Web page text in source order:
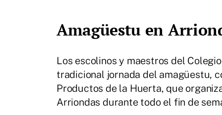
Amagüestu en
Los escolinos y maestros del
tradicional jornada del amagüestu,
Productos de la Huerta, que
Arriondas durante todo el fin de